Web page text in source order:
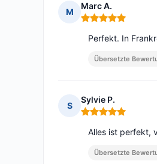
M
Marc A.
Hinweis: 5 von 5
Perfekt. In
Übersetzte
S
Sylvie P.
Hinweis: 5 von 5
Alles ist perfekt,
Übersetzte